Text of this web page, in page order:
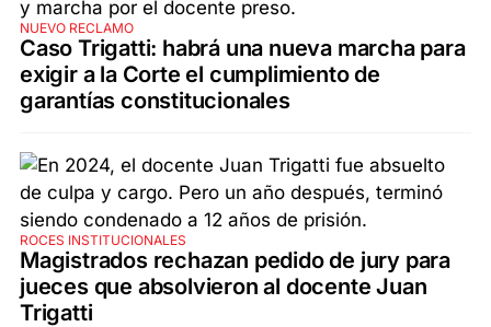
NUEVO RECLAMO
Caso Trigatti: habrá una nueva marcha para
exigir a la Corte el cumplimiento de
garantías constitucionales
ROCES INSTITUCIONALES
Magistrados rechazan pedido de jury para
jueces que absolvieron al docente Juan
Trigatti